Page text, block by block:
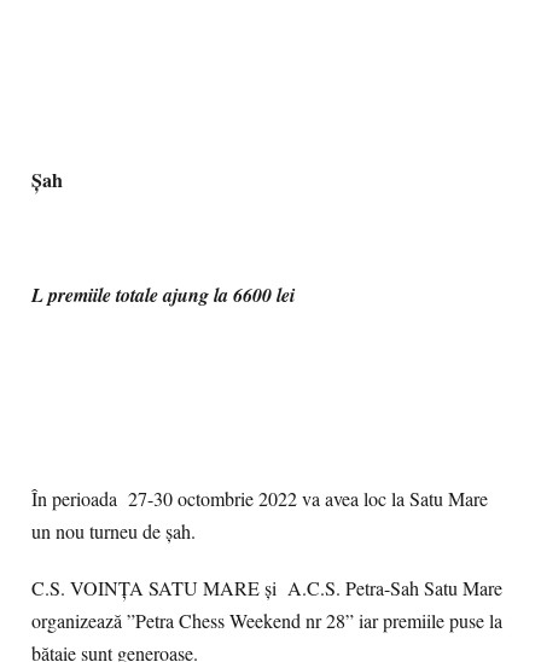
Șah
L premiile totale ajung la 6600 lei
În perioada 27-30 octombrie 2022 va avea loc la Satu Mare
un nou turneu de șah.
C.S. VOINȚA SATU MARE și A.C.S. Petra-Sah Satu Mare
organizează ”Petra Chess Weekend nr 28” iar premiile puse la
bătaie sunt generoase.